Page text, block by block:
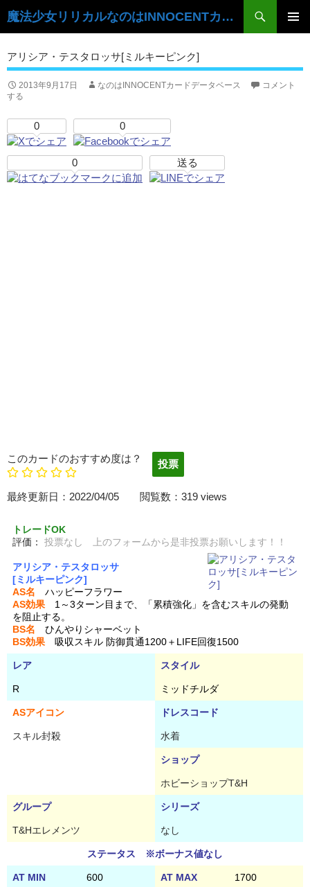
魔法少女リリカルなのはINNOCENTカードデータベース
検
索
イ
ン
テ
ン
ツ
へ
ッ
プ
アリシア・テスタロッサ[ミルキーピンク]
2013年9月17日 なのはINNOCENTカードデータベース
コメント
する
0 0
0 送る
このカードのおすすめ度は？
最終更新日：2022/04/05 閲覧数：319 views
トレードOK
評価：
投票なし 上のフォームから是非投票お願いします！！
アリシア・テスタロッサ
[ミルキーピンク]
AS名 ハッピーフラワー
AS効果 1～3ターン目まで、「累積強化」を含むスキルの発動
を阻止する。
BS名 ひんやりシャーベット
BS効果 吸収スキル 防御貫通1200＋LIFE回復1500
レア スタイル
R ミッドチルダ
ASアイコン ドレスコード
スキル封殺 水着
ショップ
ホビーショップT&H
グループ シリーズ
T&Hエレメンツ なし
ステータス ※ボーナス値なし
AT MIN 600 AT MAX 1700